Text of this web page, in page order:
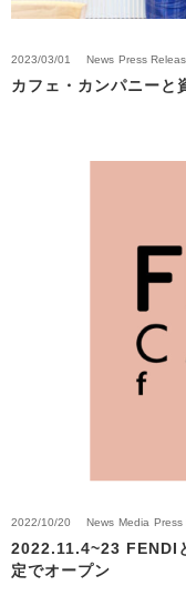
2023/03/01 News Press
カフェ・カンパニーと
2022/10/20 News Media Press
2022.11.4~23 FENDI
定でオープン